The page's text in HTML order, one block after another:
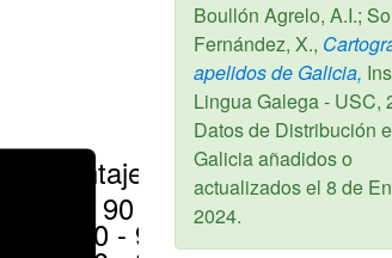
Porcentajes
> 90 %
80 - 90 %
Boullón Agrelo, A.I.;
Fernández, X.,
apelidos de Galicia,
Lingua Galega - USC,
Datos de Distribución
Galicia añadidos o
actualizados el 8 de
2024.